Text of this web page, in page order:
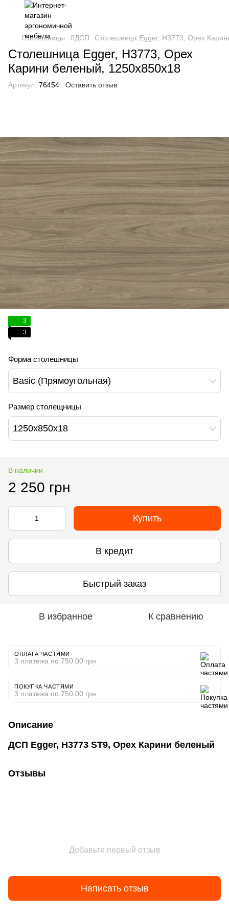
Столешницы ЛДСП Столешница Egger, H3773, Орех
Столешница Egger, H3773, Орех
Карини беленый, 1250х850х18
Артикул: 76454 Оставить отзыв
3
3
Форма столешницы
Basic (Прямоугольная)
Размер столещницы
1250х850х18
В наличии
2 250 грн
Купить
В кредит
Быстрый заказ
В избранное К сравнению
ОПЛАТА ЧАСТЯМИ
3 платежа по 750.00 грн
ПОКУПКА ЧАСТЯМИ
3 платежа по 750.00 грн
Описание
ДСП Egger, H3773 ST9, Орех Карини беленый
Отзывы
Добавьте первый отзыв
Написать отзыв